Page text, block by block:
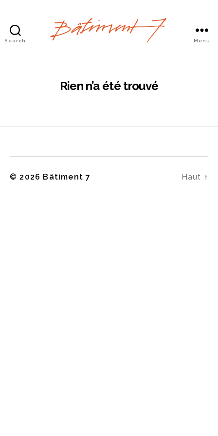
Search Menu
Rien n’a été trouvé
© 2026 Bâtiment 7 Haut ↑